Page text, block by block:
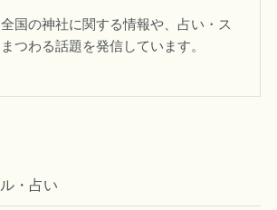
国の神社に関する情報や、占い・ス
つわる話題を発信しています。
・占い